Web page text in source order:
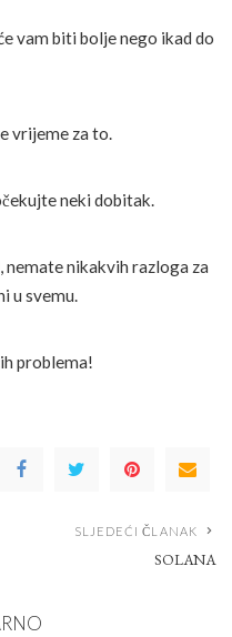
vam biti bolje nego ikad do
vrijeme za to.
neki dobitak.
nemate nikakvih razloga za
u svemu.
problema!
SLJEDEĆI ČLANAK
SOLANA